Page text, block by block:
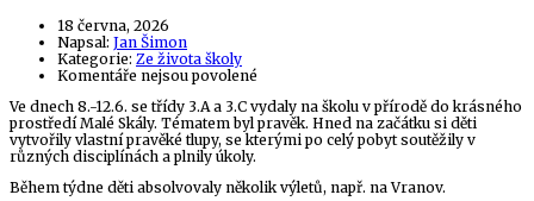
18 června, 2026
Napsal: Author
Jan Šimon
Kategorie: Ze života školy
Komentáře nejsou povolené
s
názvem
Škola
3.C
Ve dnech 8.-12.6. se třídy 3.A a 3.C vydaly na školu v přírodě do krásného
prostředí Malé Skály. Tématem byl pravěk. Hned na začátku si děti
vytvořily vlastní pravěké tlupy, se kterými po celý pobyt soutěžily v
různých disciplínách a plnily úkoly.
Během týdne děti absolvovaly několik výletů, např. na Vranov.